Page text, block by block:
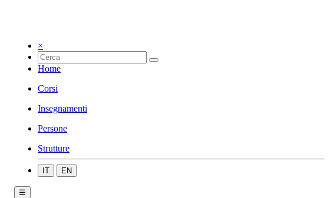
×
Home
Corsi
Insegnamenti
Persone
Strutture
IT EN
☰